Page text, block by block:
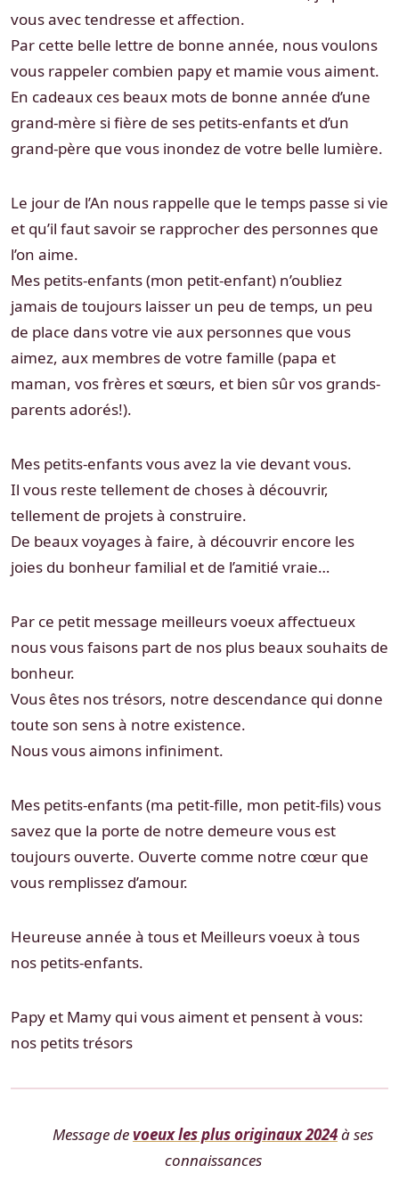
vous avec tendresse et affection.
Par cette belle lettre de bonne année, nous voulons
vous rappeler combien papy et mamie vous aiment.
En cadeaux ces beaux mots de bonne année d’une
grand-mère si fière de ses petits-enfants et d’un
grand-père que vous inondez de votre belle lumière.
Le jour de l’An nous rappelle que le temps passe si vie
et qu’il faut savoir se rapprocher des personnes que
l’on aime.
Mes petits-enfants (mon petit-enfant) n’oubliez
jamais de toujours laisser un peu de temps, un peu
de place dans votre vie aux personnes que vous
aimez, aux membres de votre famille (papa et
maman, vos frères et sœurs, et bien sûr vos grands-
parents adorés!).
Mes petits-enfants vous avez la vie devant vous.
Il vous reste tellement de choses à découvrir,
tellement de projets à construire.
De beaux voyages à faire, à découvrir encore les
joies du bonheur familial et de l’amitié vraie…
Par ce petit message meilleurs voeux affectueux
nous vous faisons part de nos plus beaux souhaits de
bonheur.
Vous êtes nos trésors, notre descendance qui donne
toute son sens à notre existence.
Nous vous aimons infiniment.
Mes petits-enfants (ma petit-fille, mon petit-fils) vous
savez que la porte de notre demeure vous est
toujours ouverte. Ouverte comme notre cœur que
vous remplissez d’amour.
Heureuse année à tous et Meilleurs voeux à tous
nos petits-enfants.
Papy et Mamy qui vous aiment et pensent à vous:
nos petits trésors
Message de voeux les plus originaux 2024à ses
connaissances